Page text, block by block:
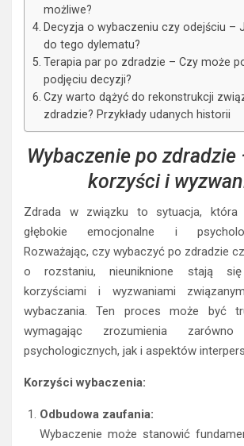
możliwe?
Decyzja o wybaczeniu czy odejściu –
do tego dylematu?
Terapia par po zdradzie – Czy może
podjęciu decyzji?
Czy warto dążyć do rekonstrukcji
zdradzie? Przykłady udanych historii
Wybaczenie po zdradzie
korzyści i
Zdrada w związku to sytuacja,
głębokie emocjonalne i
Rozważając, czy wybaczyć po zdradzie
o rozstaniu, nieuniknione stają
korzyściami i wyzwaniami
wybaczania. Ten proces może być
wymagając zrozumienia zarówno
psychologicznych, jak i aspektów
Korzyści wybaczenia:
Odbudowa zaufania:
Wybaczenie może stanowić